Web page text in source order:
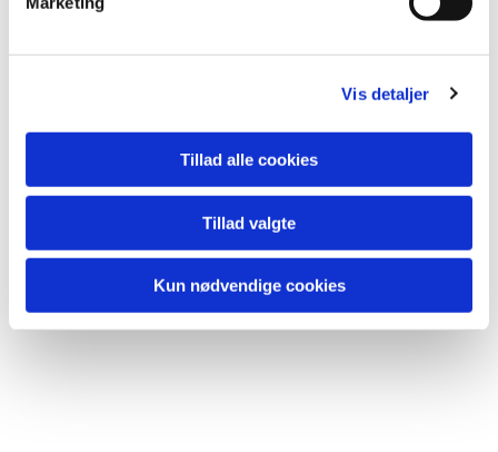
Vis detaljer
Tillad alle cookies
Tillad valgte
Kun nødvendige cookies
Du vil måske også kunne
lide...